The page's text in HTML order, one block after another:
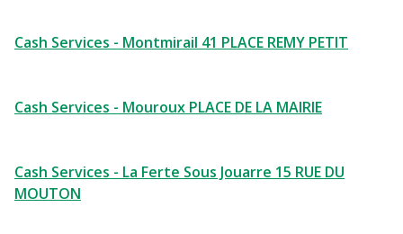
Cash Services - Montmirail 41 PLACE REMY PETIT
Cash Services - Mouroux PLACE DE LA MAIRIE
Cash Services - La Ferte Sous Jouarre 15 RUE DU
MOUTON